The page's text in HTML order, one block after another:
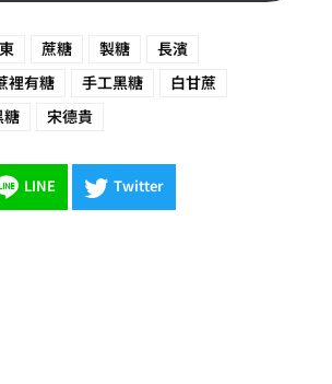
蔗糖 製糖 長濱
裡有糖 手工黑糖 白甘蔗
宋德貴
LINE Twitter